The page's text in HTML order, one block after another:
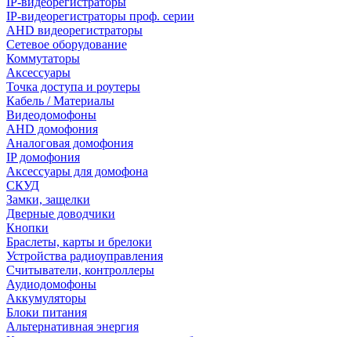
IP-видеорегистраторы проф. серии
AHD видеорегистраторы
Сетевое оборудование
Коммутаторы
Аксессуары
Точка доступа и роутеры
Кабель / Материалы
Видеодомофоны
AHD домофония
Аналоговая домофония
IP домофония
Аксессуары для домофона
СКУД
Замки, защелки
Дверные доводчики
Кнопки
Браслеты, карты и брелоки
Устройства радиоуправления
Считыватели, контроллеры
Аудиодомофоны
Аккумуляторы
Блоки питания
Альтернативная энергия